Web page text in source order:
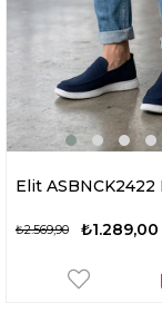
₺1.289,00
₺2.569,90